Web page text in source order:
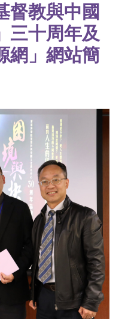
督教與中國
三十周年及
網」網站簡